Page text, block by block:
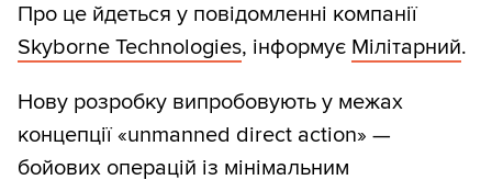
Про це йдеться у повідомленні компанії
Skyborne Technologies, інформує Мілітарний.
Нову розробку випробовують у межах
концепції «unmanned direct action» —
бойових операцій із мінімальним